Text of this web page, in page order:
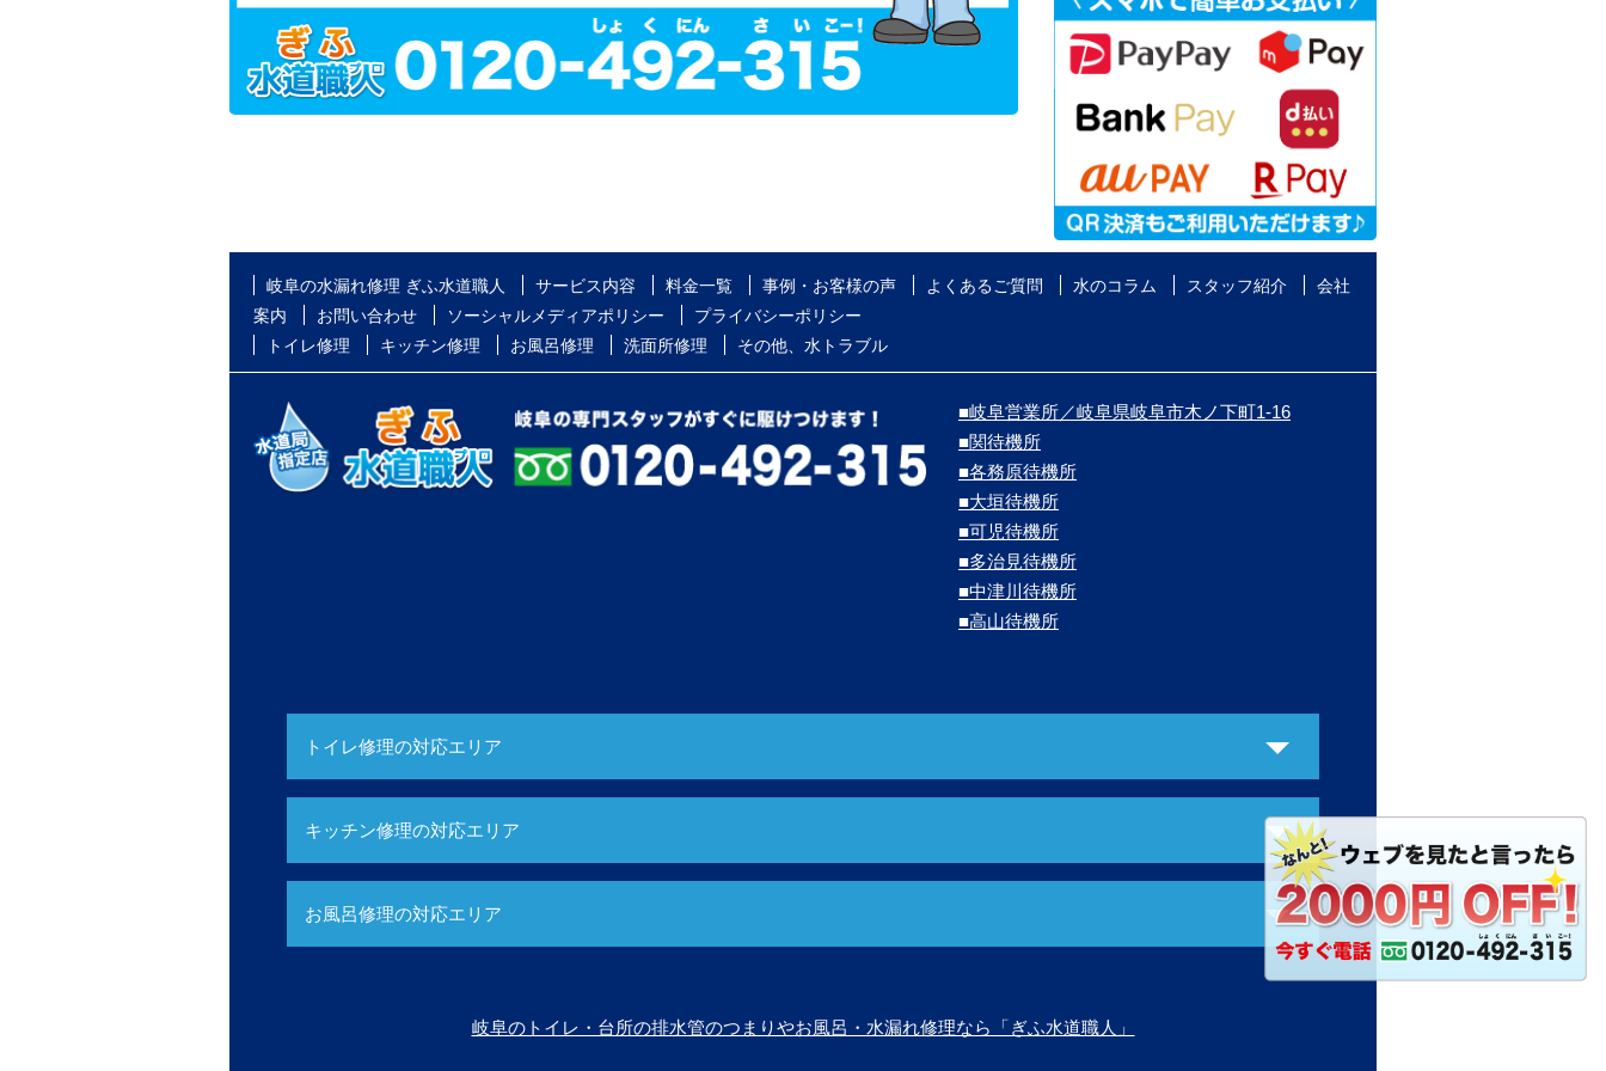
岐阜の水漏れ修理 ぎふ水道職人 サービス内容 料金一覧 事例・お客様の声 よくあるご質問 水のコラム スタッフ紹介
会社
案内
お問い合わせ ソーシャルメディアポリシー
プライバシーポリシー
トイレ修理
キッチン修理 お風呂修理 洗面所修理 その他、水トラブル
■岐阜営業所／岐阜県岐阜市木ノ下町1-16
■関待機所
■各務原待機所
■大垣待機所
■可児待機所
■多治見待機所
■中津川待機所
■高山待機所
トイレ修理の対応エリア
キッチン修理の対応エリア
お風呂修理の対応エリア
岐阜のトイレ・台所の排水管のつまりやお風呂・水漏れ修理なら「ぎふ水道職人」